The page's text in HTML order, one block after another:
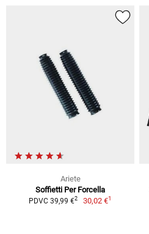
Ariete
Soffietti Per Forcella
PDVC 39,99 €2 30,02 €1